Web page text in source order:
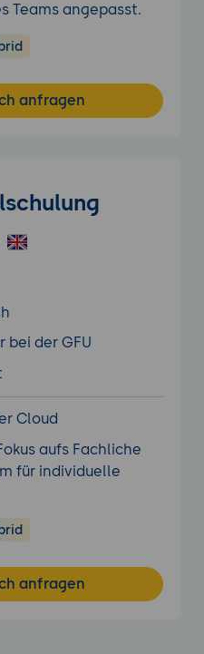
Teams angepasst.
anfragen
bei der GFU
Cloud
aufs Fachliche
für individuelle
anfragen